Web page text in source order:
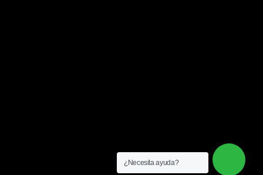
Licencia de actividad en Tarragona
¿Necesita ayuda?